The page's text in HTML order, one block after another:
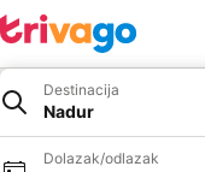
Destinacija
Nadur
Dolazak/odlazak